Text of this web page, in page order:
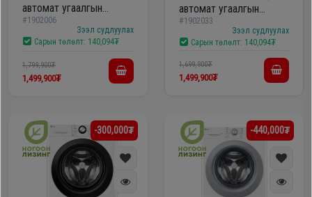
автомат угаалгын
машин
#1902006
Зээл судлуулах
Сарын төлөлт: 140,094₮
1,799,900₮
1,499,900₮
автомат угаалгын
машин
#1902033
Зээл судлуулах
Сарын төлөлт: 140,094₮
1,699,900₮
1,499,900₮
-300,000₮ -440,000₮